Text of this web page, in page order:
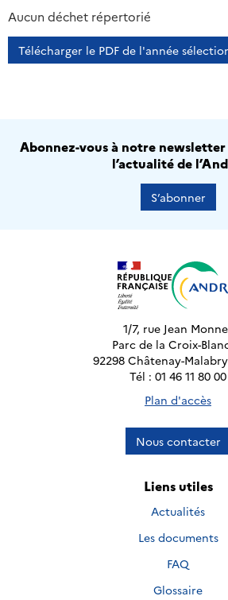
2013 2014
Aucun déchet répertorié
Télécharger le PDF de l'année
Abonnez-vous à notre
l’actualité de
S’abonner
1/7, rue Jean
Parc de la Croix-
92298 Châtenay-
Tél : 01 46 11 80 00
Plan d'accès
Nous contacter
Liens utiles
Actualités
Les documents
FAQ
Glossaire